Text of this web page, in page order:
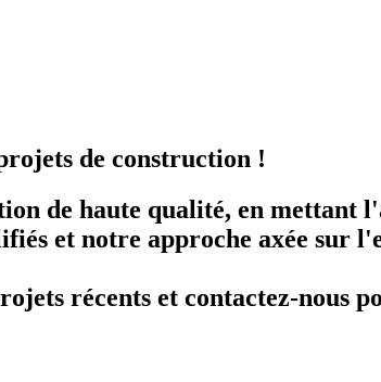
de construction !
de haute qualité, en
et notre approche axée sur
récents et contactez-nous